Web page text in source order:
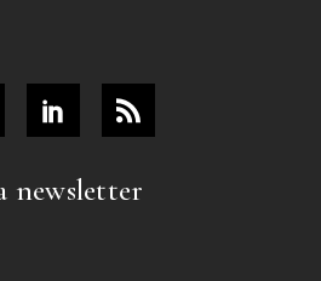
newsletter